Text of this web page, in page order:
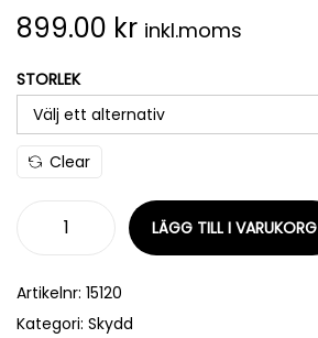
899.00 kr inkl.moms
STORLEK
Clear
LÄGG TILL I VARUKORG
Artikelnr: 15120
Kategori: Skydd